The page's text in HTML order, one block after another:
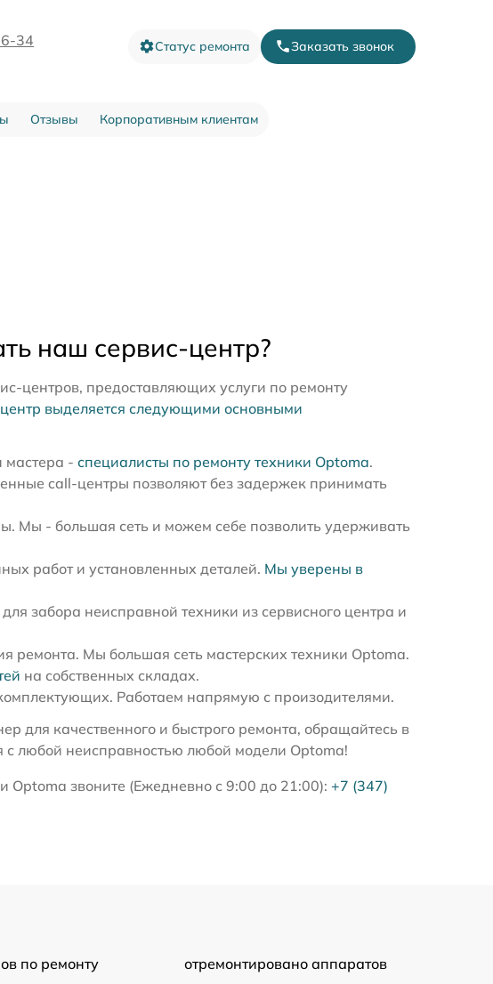
34 Статус ремонта Заказать звонок
Отзывы Корпоративным клиентам
наш сервис-центр?
центров, предоставляющих услуги по ремонту
выделяется следующими основными
- специалисты по ремонту техники Optoma.
call-центры позволяют без задержек принимать
Мы - большая сеть и можем себе позволить удерживать
работ и установленных деталей. Мы уверены в
забора неисправной техники из сервисного центра и
ремонта. Мы большая сеть мастерских техники Optoma.
на собственных складах.
Работаем напрямую с произодителями.
для качественного и быстрого ремонта, обращайтесь в
любой неисправностью любой модели Optoma!
Optoma звоните (Ежедневно с 9:00 до 21:00): +7 (347)
по ремонту отремонтировано аппаратов